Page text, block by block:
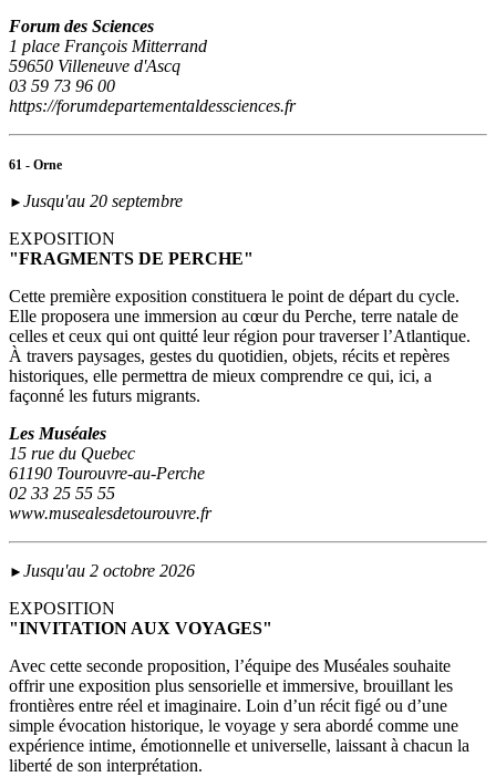
Forum des Sciences
1 place François Mitterrand
59650 Villeneuve d'Ascq
03 59 73 96 00
https://forumdepartementaldessciences.fr
61 - Orne
► Jusqu'au 20 septembre
EXPOSITION
"FRAGMENTS DE PERCHE"
Cette première exposition constituera le point de départ du cycle.
Elle proposera une immersion au cœur du Perche, terre natale de
celles et ceux qui ont quitté leur région pour traverser l’Atlantique.
À travers paysages, gestes du quotidien, objets, récits et repères
historiques, elle permettra de mieux comprendre ce qui, ici, a
façonné les futurs migrants.
Les Muséales
15 rue du Quebec
61190 Tourouvre-au-Perche
02 33 25 55 55
www.musealesdetourouvre.fr
► Jusqu'au 2 octobre 2026
EXPOSITION
"INVITATION AUX VOYAGES"
Avec cette seconde proposition, l’équipe des Muséales souhaite
offrir une exposition plus sensorielle et immersive, brouillant les
frontières entre réel et imaginaire. Loin d’un récit figé ou d’une
simple évocation historique, le voyage y sera abordé comme une
expérience intime, émotionnelle et universelle, laissant à chacun la
liberté de son interprétation.